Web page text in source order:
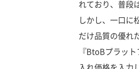
れており、普段
しかし、一口に
だけ品質の優れ
『BtoBプラッ